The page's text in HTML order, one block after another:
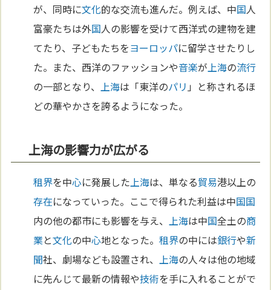
が、同時に文化的な交流も進んだ。例えば、中国人
富豪たちは外国人の影響を受けて西洋式の建物を建
てたり、子どもたちをヨーロッパに留学させたりし
た。また、西洋のファッションや音楽が 上海の流行
の一部となり、
上海は「東洋のパリ 」と称されるほ
どの華やかさを誇るようになった。
上海の影響力が広がる
租界を中心に発展した上海は、単なる貿易港以上の
存在になっていった。ここで得られた利益は中国国
内の他の都市にも影響を与え、上海は中国全土の商
業と文化の中心地となった。租界の中には銀行や新
聞社、劇場なども設置され、上海の人々は他の地域
に先んじて最新の情報や技術を手に入れることがで